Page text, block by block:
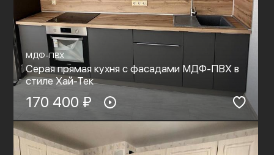
МДФ-ПВХ
Серая прямая кухня с фасадами МДФ-ПВХ в
стиле Хай-Тек
170 400 ₽